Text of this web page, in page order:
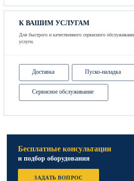
К ВАШИМ УСЛУГАМ
Для быстрого и качественного сервисного
услуги.
Доставка Пуско-наладка
Сервисное обслуживание
Бесплатные консультации
и подбор оборудования
ЗАДАТЬ ВОПРОС